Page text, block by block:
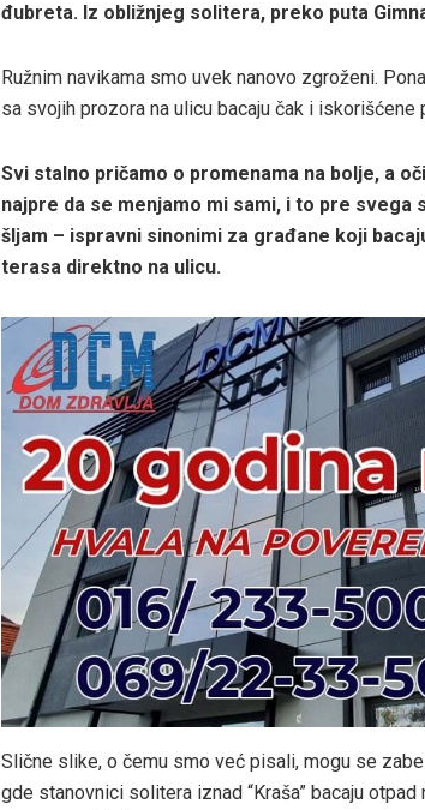
đubreta. Iz obližnjeg solitera, preko puta
Ružnim navikama smo uvek nanovo zgroženi.
sa svojih prozora na ulicu bacaju čak i iskorišćene
Svi stalno pričamo o promenama na bolje, a
najpre da se menjamo mi sami, i to pre svega
šljam – ispravni sinonimi za građane koji
terasa direktno na ulicu.
Slične slike, o čemu smo već pisali, mogu se
gde stanovnici solitera iznad “Kraša” bacaju